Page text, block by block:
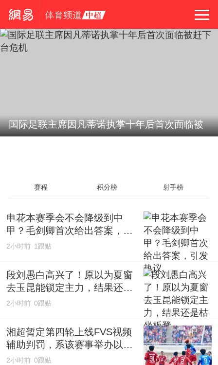
国际足联主席因凡蒂诺执掌十年后首次面临被
赛程 积分榜 射手榜
申花本赛季会不会降级到中
甲？毛剑卿首次给出答案，引
发热议
2小时前 1跟贴
段刘愚白高兴了！原以为夏窗
去玉昆能锁定主力，结果还是
枯坐板凳
2小时前 0跟贴
湘超暂定第四轮上线FVS视频
辅助判罚，系该赛事举办以来
首次使用专业视频辅助执裁技
2小时前 0跟贴